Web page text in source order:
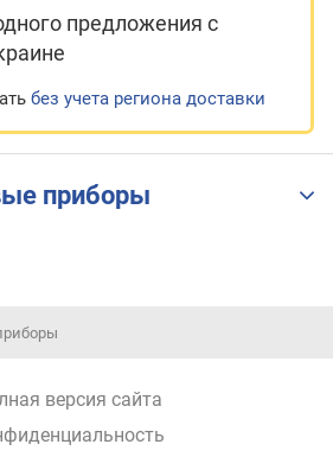
предложения с
без учета региона доставки
приборы
версия сайта